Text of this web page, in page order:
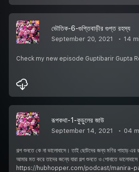
ভৌতিক-6-গুপ্তিবাড়ীর গুপ্ত রহস্য
September 20, 2021 14
Check my new episode Guptibarir Gupta
রূপকথা-1-কুড়ুলের জাউ
September 14, 2021 04
গল্প শুনতে কে না ভালোবাসে। তাই ছোটদের জন্য মণির পাহাড় এর
আমার মত করে তাদের জন্যে যারা গল্প শুনতে ও শোনাতে
https://hubhopper.com/podcast/manira-